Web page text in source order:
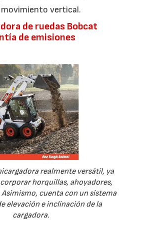
movimiento vertical.
de ruedas Bobcat
de emisiones
realmente versátil, ya
horquillas, ahoyadores,
cuenta con un sistema
elevación e inclinación de la
cargadora.